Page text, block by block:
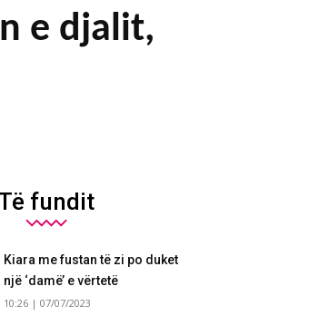
e djalit,
fundit
Kiara me fustan të zi po duket
një ‘damë’ e vërtetë
10:26 | 07/07/2023